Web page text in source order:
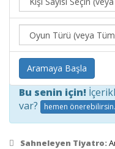
Aramaya Başla
Bu senin için!
var?
hemen önerebilirsin.
Sahneleyen Tiyatro: